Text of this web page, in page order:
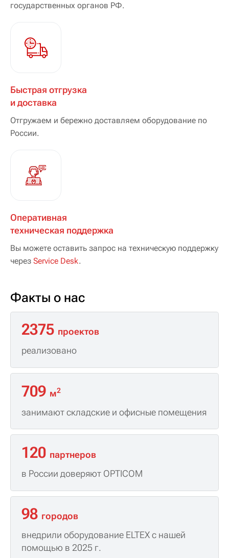
государственных органов РФ.
Быстрая отгрузка
и доставка
Отгружаем и бережно доставляем оборудование по
России.
Оперативная
техническая поддержка
Вы можете оставить запрос на техническую поддержку
через Service Desk.
Факты о нас
2375 проектов
реализовано
709 м2
занимают складские и офисные помещения
120 партнеров
в России доверяют OPTICOM
98 городов
внедрили оборудование ELTEX с нашей
помощью в 2025 г.